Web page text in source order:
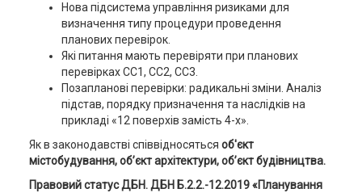
Нова підсистема управління ризиками для
визначення типу процедури проведення
планових перевірок.
Які питання мають перевіряти при планових
перевірках СС1, СС2, СС3.
Позапланові перевірки: радикальні зміни. Аналіз
підстав, порядку призначення та наслідків на
прикладі «12 поверхів замість 4-х».
Як в законодавстві співвідносяться об'єкт
містобудування, об’єкт архітектури, об’єкт будівництва.
Правовий статус ДБН. ДБН Б.2.2.-12.2019 «Планування